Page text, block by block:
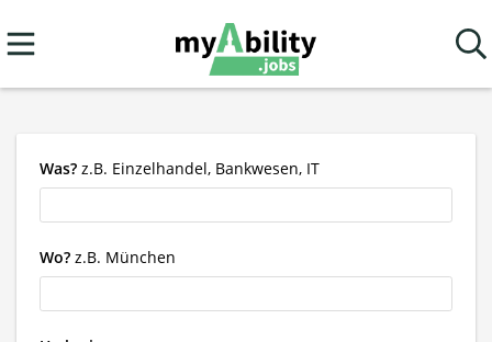
Was? z.B. Einzelhandel, Bankwesen, IT
Wo? z.B. München